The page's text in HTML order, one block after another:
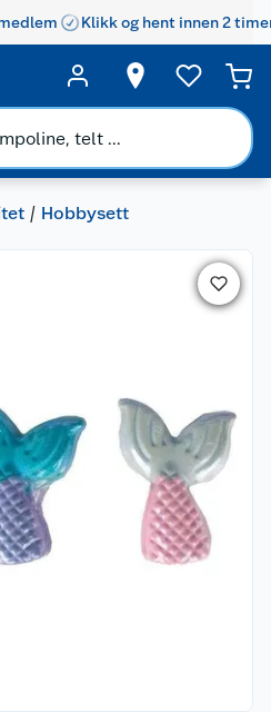
Klikk og hent innen 2
Hobbysett